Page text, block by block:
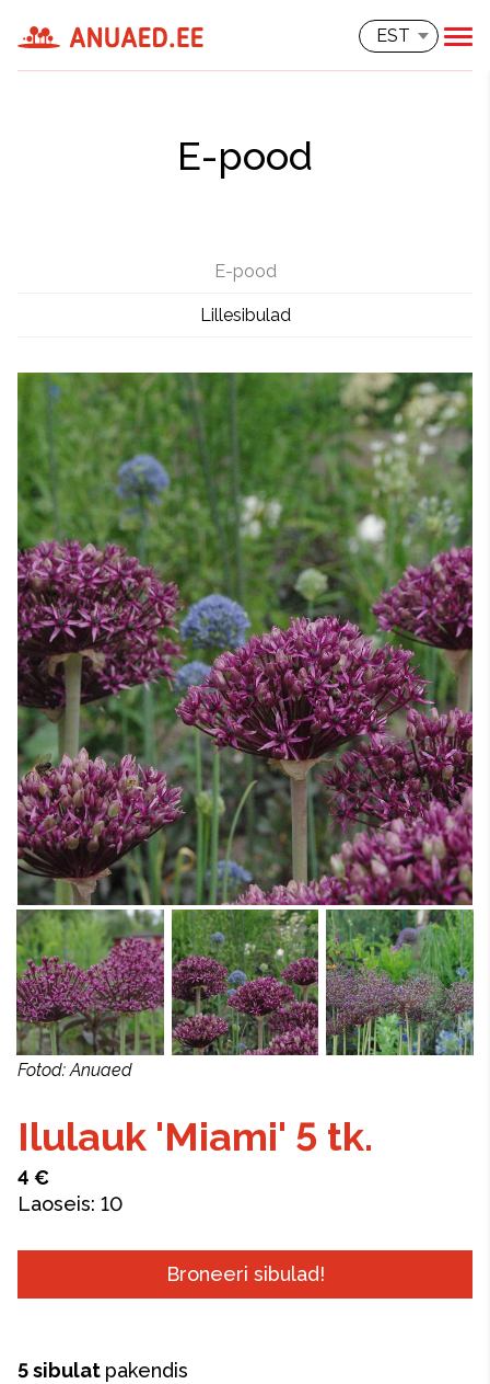
EST
E-pood
E-pood
Lillesibulad
Fotod: Anuaed
Ilulauk 'Miami' 5 tk.
4 €
Laoseis: 10
Broneeri sibulad!
5 sibulat pakendis